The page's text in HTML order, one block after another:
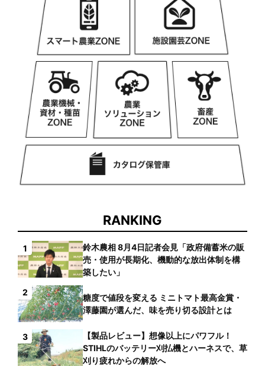
RANKING
1
鈴木農相 8月4日記者会見「政府備蓄米の販
売・使用が長期化、機動的な放出体制を構
築したい」
2
糖度で値段を変える ミニトマト最高金賞・
澤藤園が選んだ、味を売り切る設計とは
3
【製品レビュー】想像以上にパワフル！
STIHLのバッテリー刈払機とハーネスで、草
刈り疲れからの解放へ